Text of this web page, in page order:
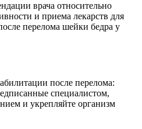
врача относительно
и приема лекарств для
перелома шейки бедра у
после перелома:
специалистом,
и укрепляйте организм